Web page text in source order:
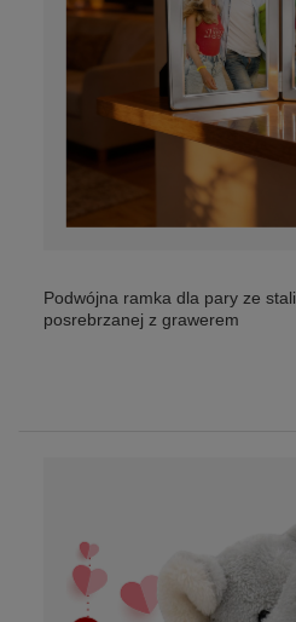
Podwójna ramka dla pary ze stali
posrebrzanej z grawerem